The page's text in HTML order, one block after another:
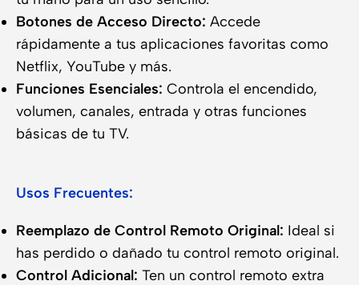
Botones de Acceso Directo: Accede
rápidamente a tus aplicaciones favoritas como
Netflix, YouTube y más.
Funciones Esenciales: Controla el encendido,
volumen, canales, entrada y otras funciones
básicas de tu TV.
Usos Frecuentes:
Reemplazo de Control Remoto Original: Ideal si
has perdido o dañado tu control remoto original.
Control Adicional: Ten un control remoto extra